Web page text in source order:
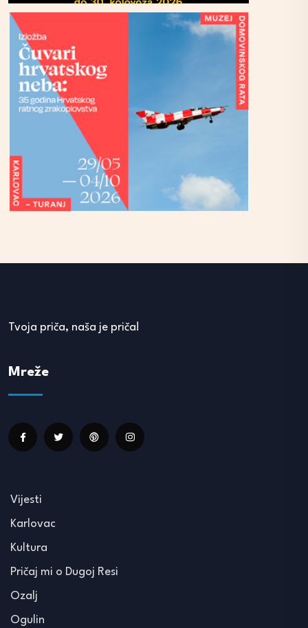
Tvoja priča, naša je priča!
Mreže
Vijesti
Karlovac
Kultura
Pričaj mi o Dugoj Resi
Ozalj
Ogulin